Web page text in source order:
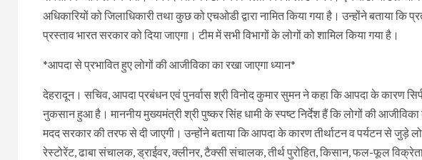
अधिकारियों को जिलाधिकारी तथा कुछ को एचओडी द्वारा नामित किया गया है। उन्होंने बताया
प्रस्ताव भारत सरकार को दिया जाएगा। टीम में सभी विभागों के लोगों को शामिल किया गया है।
*आपदा से प्रभावित हुए लोगों की आजीविका का रखा जाएगा ध्यान*
देहरादून। सचिव, आपदा प्रबंधन एवं पुनर्वास श्री विनोद कुमार सुमन ने कहा कि आपदा के कारण
नुकसान हुआ है। माननीय मुख्यमंत्री श्री पुष्कर सिंह धामी के स्पष्ट निर्देश हैं कि लोगों की
मदद सरकार की तरफ से दी जाएगी। उन्होंने बताया कि आपदा के कारण तीर्थाटन व पर्यटन से जुड़े
रेस्टोरेंट, ढाबा संचालक, ड्राईवर, क्लीनर, टैक्सी संचालक, तीर्थ पुरोहित, किसान, फल-फूल